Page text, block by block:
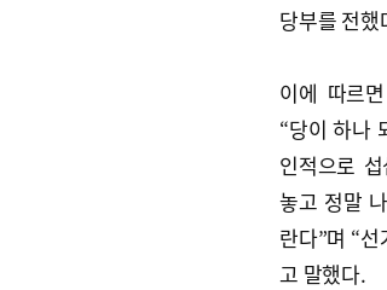
당부를 전했
이에 따르
“당이 하나
인적으로
놓고 정말
란다”며 “
고 말했다.